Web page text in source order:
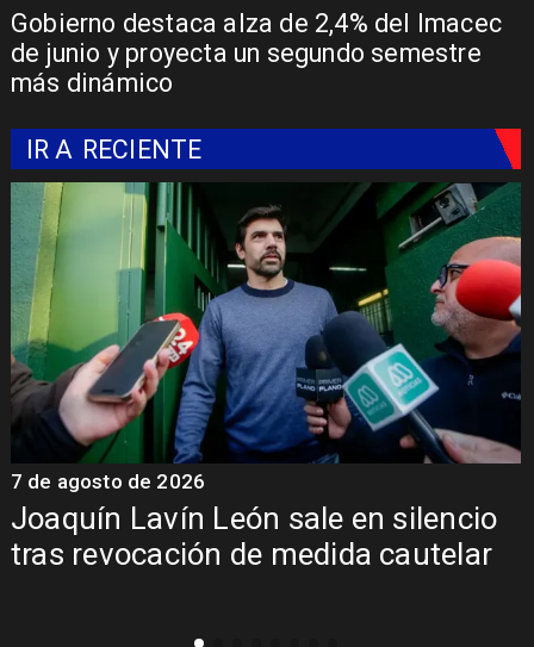
Gobierno destaca alza de 2,4% del Imacec
de junio y proyecta un segundo semestre
más dinámico
IR A RECIENTE
Joaquín Lavín León sale en silencio
tras revocación de medida cautelar
7 de agosto de 2026